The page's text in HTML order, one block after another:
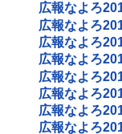
広報なよろ
広報なよろ
広報なよろ
広報なよろ
広報なよろ
広報なよろ
広報なよろ
広報なよろ